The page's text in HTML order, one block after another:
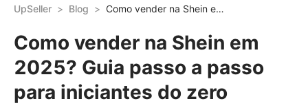
UpSeller Blog Como vender na Shein em 2025? Guia passo a passo para iniciantes do zero
Como vender na Shein em
2025? Guia passo a passo
para iniciantes do zero